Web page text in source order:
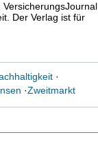
Der Verlag ist für
·
·Zweitmarkt